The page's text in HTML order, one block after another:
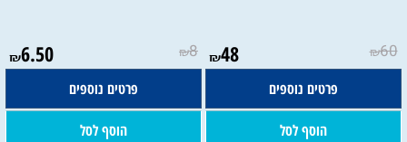
₪60
₪48
פרטים נוספים
הוסף לסל
₪8
₪6.50
פרטים נוספים
הוסף לסל